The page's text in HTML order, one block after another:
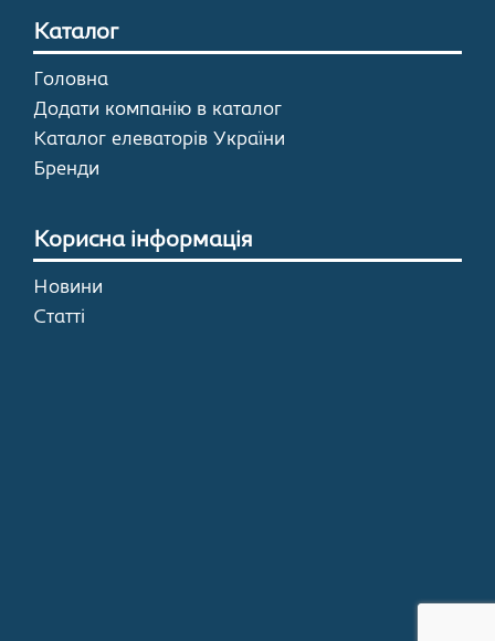
Каталог
Головна
Додати компанію в каталог
Каталог елеваторів України
Бренди
Корисна інформація
Новини
Статті